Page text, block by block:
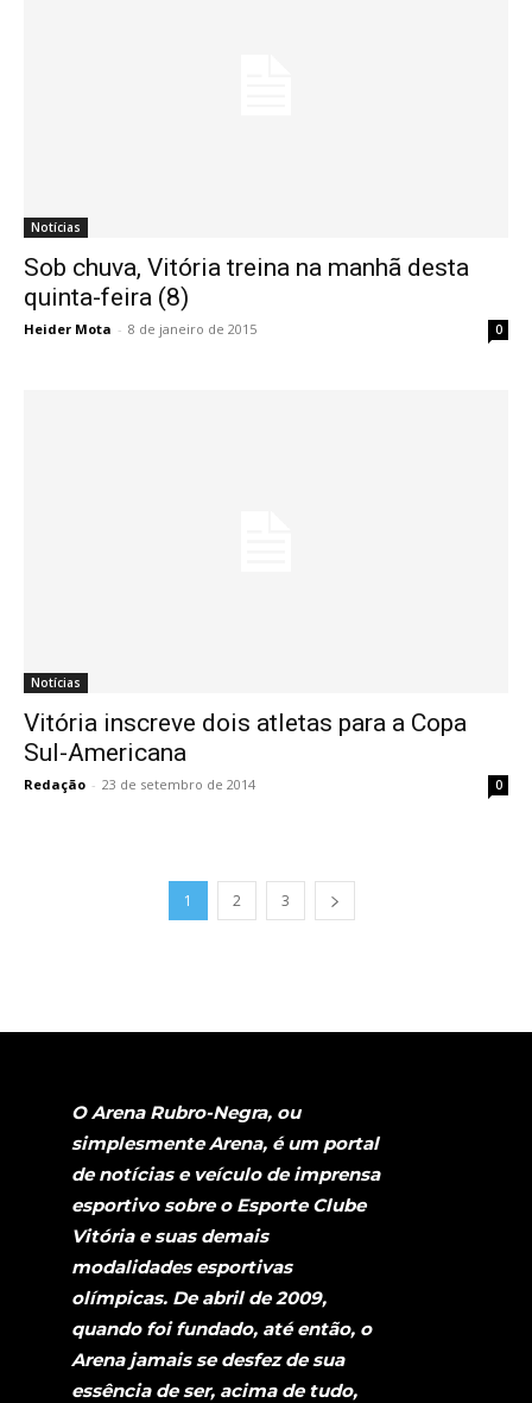
Notícias
Sob chuva, Vitória treina na manhã desta
quinta-feira (8)
Heider Mota - 8 de janeiro de 2015 0
Notícias
Vitória inscreve dois atletas para a Copa
Sul-Americana
Redação - 23 de setembro de 2014 0
1 2 3
O Arena Rubro-Negra, ou
simplesmente Arena, é um portal
de notícias e veículo de imprensa
esportivo sobre o Esporte Clube
Vitória e suas demais
modalidades esportivas
olímpicas. De abril de 2009,
quando foi fundado, até então, o
Arena jamais se desfez de sua
essência de ser, acima de tudo,